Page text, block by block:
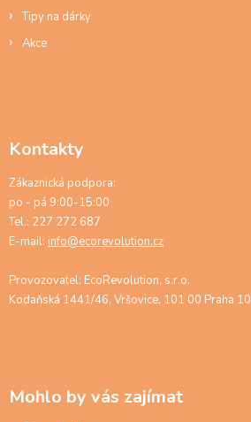
Tipy na dárky
Akce
Kontakty
Zákaznická podpora:
po - pá 9:00-15:00
Tel.: 227 272 687
E-mail: info@ecorevolution.cz
Provozovatel: EcoRevolution, s.r.o.
Kodaňská 1441/46, Vršovice, 101 00 Praha 10
Mohlo by vás zajímat